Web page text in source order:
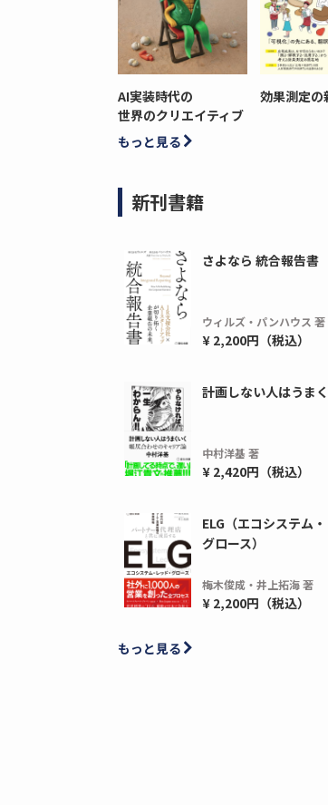
AI実装時代の
世界のクリエイティブ
効果測定の
もっと見る
新刊書籍
さよなら 統合報告書
ウィルズ・パンハウス 著
¥ 2,200円（税込）
計画しない人はうま
中村洋基 著
¥ 2,420円（税込）
ELG（エコシステム・
グロース）
梅木俊成・井上拓海 著
¥ 2,200円（税込）
もっと見る